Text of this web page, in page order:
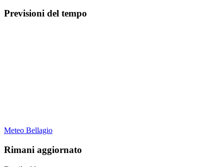
Previsioni del tempo
Meteo Bellagio
Rimani aggiornato